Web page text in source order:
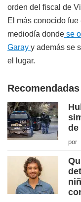
orden del fiscal de
El más conocido
mediodía donde se
Garay y además se
el lugar.
Recomendadas
de
por